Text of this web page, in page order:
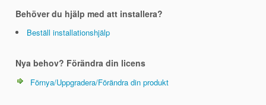
Behöver du hjälp med att installera?
Beställ installationshjälp
Nya behov? Förändra din licens
Förnya/Uppgradera/Förändra din produkt